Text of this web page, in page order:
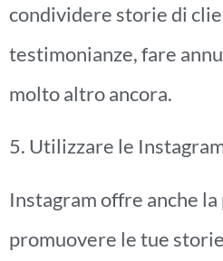
condividere storie di
testimonianze, fare
molto altro ancora.
5. Utilizzare le
Instagram offre anche
promuovere le tue